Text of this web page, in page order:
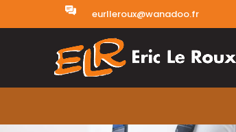
eurlleroux@wanadoo.fr